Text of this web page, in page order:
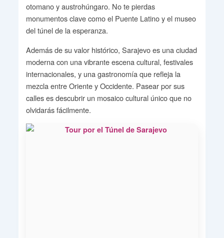
otomano y austrohúngaro. No te pierdas
monumentos clave como el Puente Latino y el museo
del túnel de la esperanza.
Además de su valor histórico, Sarajevo es una ciudad
moderna con una vibrante escena cultural, festivales
internacionales, y una gastronomía que refleja la
mezcla entre Oriente y Occidente. Pasear por sus
calles es descubrir un mosaico cultural único que no
olvidarás fácilmente.